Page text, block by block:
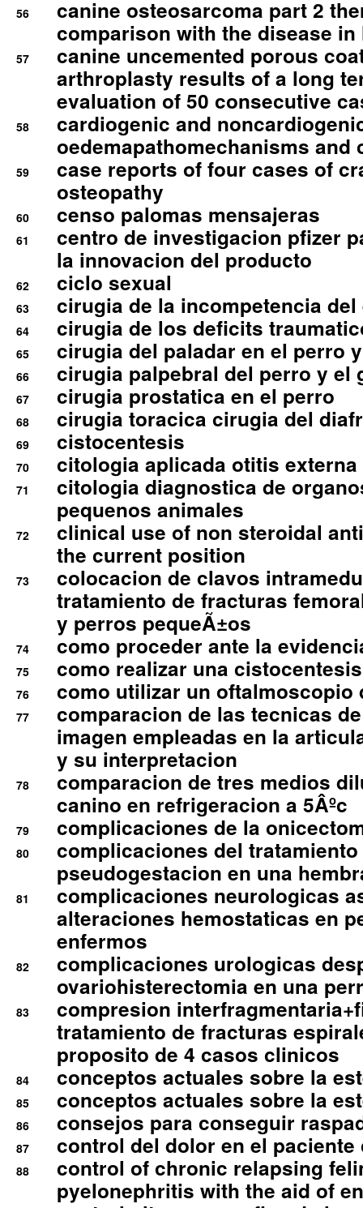
56
canine osteosarcoma part 2
comparison with the disease in
57
canine uncemented porous
arthroplasty results of a long
evaluation of 50 consecutive
58
cardiogenic and
oedemapathomechanisms and
59
case reports of four cases of
osteopathy
60 censo palomas mensajeras
61
centro de investigacion pfizer
la innovacion del producto
62 ciclo sexual
63 cirugia de la incompetencia
64 cirugia de los deficits
65 cirugia del paladar en el perro
66 cirugia palpebral del perro y el
67 cirugia prostatica en el perro
68 cirugia toracica cirugia del
69 cistocentesis
70 citologia aplicada otitis externa
71
citologia diagnostica de
pequenos animales
72
clinical use of non steroidal
the current position
73
colocacion de clavos
tratamiento de fracturas
y perros pequeÃ±os
74 como proceder ante la
75 como realizar una
76 como utilizar un oftalmoscopio
77
comparacion de las tecnicas
imagen empleadas en la
y su interpretacion
78
comparacion de tres medios
canino en refrigeracion a 5Âºc
79 complicaciones de la
80
complicaciones del
pseudogestacion en una
81
complicaciones neurologicas
alteraciones hemostaticas en
enfermos
82
complicaciones urologicas
ovariohisterectomia en una
83
compresion
tratamiento de fracturas
proposito de 4 casos clinicos
84 conceptos actuales sobre la
85 conceptos actuales sobre la
86 consejos para conseguir
87 control del dolor en el
88
control of chronic relapsing
pyelonephritis with the aid of